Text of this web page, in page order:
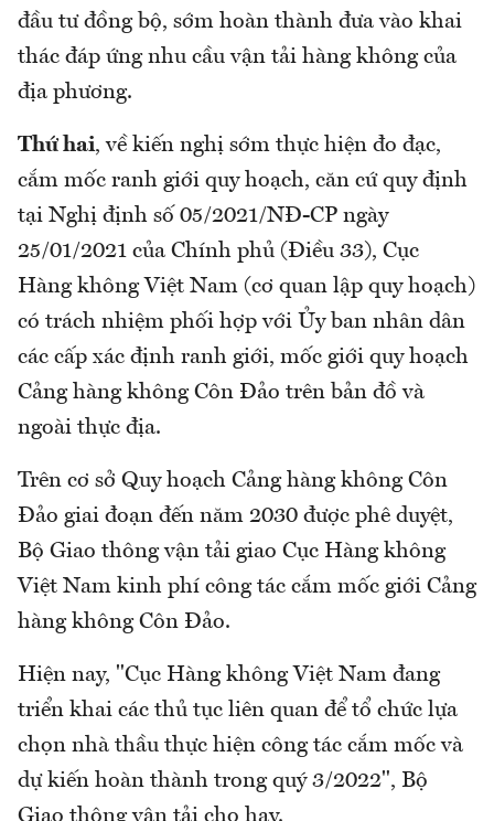
đầu tư đồng bộ, sớm hoàn thành đưa vào khai
thác đáp ứng nhu cầu vận tải hàng không của
địa phương.
Thứ hai, về kiến nghị sớm thực hiện đo đạc,
cắm mốc ranh giới quy hoạch, căn cứ quy định
tại Nghị định số 05/2021/NĐ-CP ngày
25/01/2021 của Chính phủ (Điều 33), Cục
Hàng không Việt Nam (cơ quan lập quy hoạch)
có trách nhiệm phối hợp với Ủy ban nhân dân
các cấp xác định ranh giới, mốc giới quy hoạch
Cảng hàng không Côn Đảo trên bản đồ và
ngoài thực địa.
Trên cơ sở Quy hoạch Cảng hàng không Côn
Đảo giai đoạn đến năm 2030 được phê duyệt,
Bộ Giao thông vận tải giao Cục Hàng không
Việt Nam kinh phí công tác cắm mốc giới Cảng
hàng không Côn Đảo.
Hiện nay, "Cục Hàng không Việt Nam đang
triển khai các thủ tục liên quan để tổ chức lựa
chọn nhà thầu thực hiện công tác cắm mốc và
dự kiến hoàn thành trong quý 3/2022", Bộ